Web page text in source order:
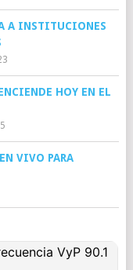
A INSTITUCIONES
HOY EN EL
VIVO PARA